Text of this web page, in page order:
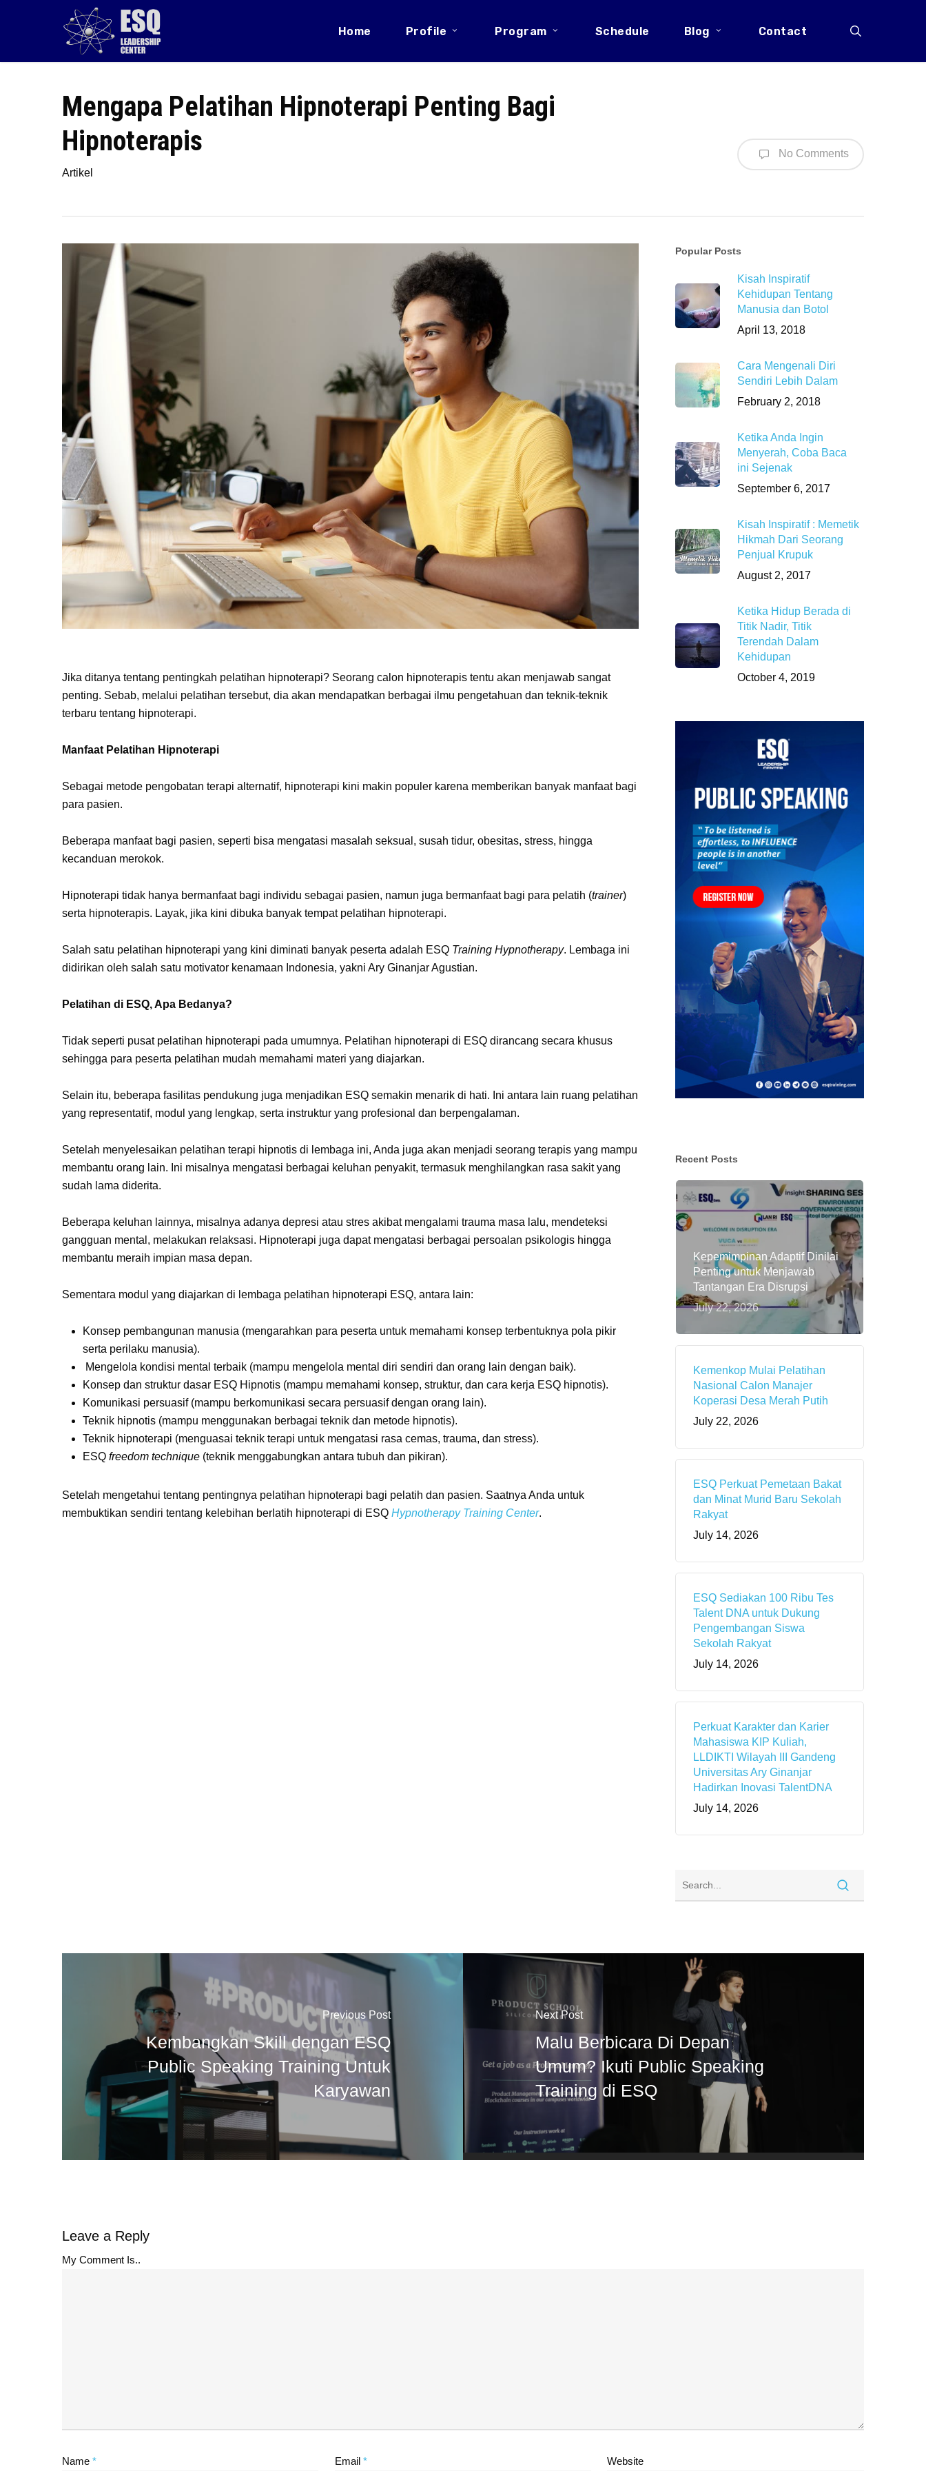
content
Home Profile Program Schedule Blog Contact
Mengapa Pelatihan Hipnoterapi Penting Bagi
Hipnoterapis
Artikel
No Comments
Jika ditanya tentang pentingkah pelatihan hipnoterapi? Seorang calon hipnoterapis tentu akan menjawab sangat
penting. Sebab, melalui pelatihan tersebut, dia akan mendapatkan berbagai ilmu pengetahuan dan teknik-teknik
terbaru tentang hipnoterapi.
Manfaat Pelatihan Hipnoterapi
Sebagai metode pengobatan terapi alternatif, hipnoterapi kini makin populer karena memberikan banyak manfaat bagi
para pasien.
Beberapa manfaat bagi pasien, seperti bisa mengatasi masalah seksual, susah tidur, obesitas, stress, hingga
kecanduan merokok.
Hipnoterapi tidak hanya bermanfaat bagi individu sebagai pasien, namun juga bermanfaat bagi para pelatih (trainer)
serta hipnoterapis. Layak, jika kini dibuka banyak tempat pelatihan hipnoterapi.
Salah satu pelatihan hipnoterapi yang kini diminati banyak peserta adalah ESQ Training Hypnotherapy. Lembaga ini
didirikan oleh salah satu motivator kenamaan Indonesia, yakni Ary Ginanjar Agustian.
Pelatihan di ESQ, Apa Bedanya?
Tidak seperti pusat pelatihan hipnoterapi pada umumnya. Pelatihan hipnoterapi di ESQ dirancang secara khusus
sehingga para peserta pelatihan mudah memahami materi yang diajarkan.
Selain itu, beberapa fasilitas pendukung juga menjadikan ESQ semakin menarik di hati. Ini antara lain ruang pelatihan
yang representatif, modul yang lengkap, serta instruktur yang profesional dan berpengalaman.
Setelah menyelesaikan pelatihan terapi hipnotis di lembaga ini, Anda juga akan menjadi seorang terapis yang mampu
membantu orang lain. Ini misalnya mengatasi berbagai keluhan penyakit, termasuk menghilangkan rasa sakit yang
sudah lama diderita.
Beberapa keluhan lainnya, misalnya adanya depresi atau stres akibat mengalami trauma masa lalu, mendeteksi
gangguan mental, melakukan relaksasi. Hipnoterapi juga dapat mengatasi berbagai persoalan psikologis hingga
membantu meraih impian masa depan.
Sementara modul yang diajarkan di lembaga pelatihan hipnoterapi ESQ, antara lain:
Konsep pembangunan manusia (mengarahkan para peserta untuk memahami konsep terbentuknya pola pikir
serta perilaku manusia).
Mengelola kondisi mental terbaik (mampu mengelola mental diri sendiri dan orang lain dengan baik).
Konsep dan struktur dasar ESQ Hipnotis (mampu memahami konsep, struktur, dan cara kerja ESQ hipnotis).
Komunikasi persuasif (mampu berkomunikasi secara persuasif dengan orang lain).
Teknik hipnotis (mampu menggunakan berbagai teknik dan metode hipnotis).
Teknik hipnoterapi (menguasai teknik terapi untuk mengatasi rasa cemas, trauma, dan stress).
ESQ freedom technique (teknik menggabungkan antara tubuh dan pikiran).
Setelah mengetahui tentang pentingnya pelatihan hipnoterapi bagi pelatih dan pasien. Saatnya Anda untuk
membuktikan sendiri tentang kelebihan berlatih hipnoterapi di ESQ Hypnotherapy Training Center.
Popular Posts
Kisah Inspiratif
Kehidupan Tentang
Manusia dan Botol
April 13, 2018
Cara Mengenali Diri
Sendiri Lebih Dalam
February 2, 2018
Ketika Anda Ingin
Menyerah, Coba Baca
ini Sejenak
September 6, 2017
Kisah Inspiratif : Memetik
Hikmah Dari Seorang
Penjual Krupuk
August 2, 2017
Ketika Hidup Berada di
Titik Nadir, Titik
Terendah Dalam
Kehidupan
October 4, 2019
Recent Posts
Kepemimpinan Adaptif Dinilai
Penting untuk Menjawab
Tantangan Era Disrupsi
July 22, 2026
Kemenkop Mulai Pelatihan
Nasional Calon Manajer
Koperasi Desa Merah Putih
July 22, 2026
ESQ Perkuat Pemetaan Bakat
dan Minat Murid Baru Sekolah
Rakyat
July 14, 2026
ESQ Sediakan 100 Ribu Tes
Talent DNA untuk Dukung
Pengembangan Siswa
Sekolah Rakyat
July 14, 2026
Perkuat Karakter dan Karier
Mahasiswa KIP Kuliah,
LLDIKTI Wilayah III Gandeng
Universitas Ary Ginanjar
Hadirkan Inovasi TalentDNA
July 14, 2026
Previous Post
Kembangkan Skill dengan ESQ
Public Speaking Training Untuk
Karyawan
Next Post
Malu Berbicara Di Depan
Umum? Ikuti Public Speaking
Training di ESQ
Leave a Reply
My Comment Is..
Name * Email * Website